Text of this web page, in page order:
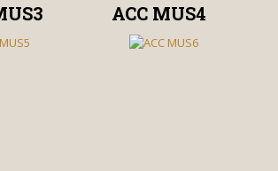
ACC MUS4